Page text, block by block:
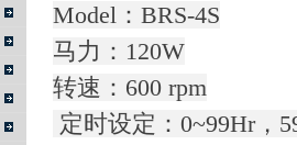
Model：BRS-4S
马力：120W
转速：600 rpm
定时设定：0~99Hr，